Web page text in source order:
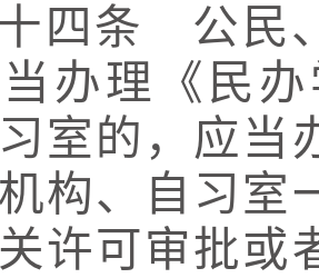
四条 公民
办理《民
室的，应当
构、自习室
许可审批或